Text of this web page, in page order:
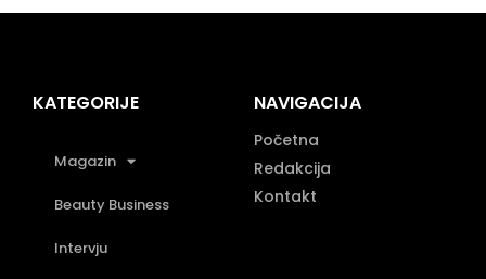
KATEGORIJE
Magazin
Beauty Business
Intervju
NAVIGACIJA
Početna
Redakcija
Kontakt